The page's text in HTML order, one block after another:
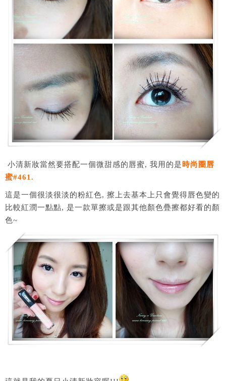
小清新妝當然要搭配一個微甜感的唇蜜, 我用的是時尚圈唇
蜜#461.
這是一個很淡很淡的粉紅色, 擦上去基本上只會覺得唇色變的
比較紅潤一點點, 是一款單擦或是跟其他顏色疊擦都好看的顏
色~